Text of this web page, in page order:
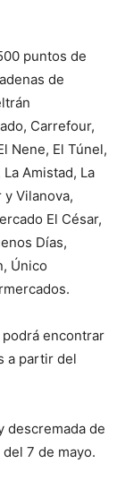
puntos de
de
Carrefour,
Nene, El Túnel,
Amistad, La
y Vilanova,
El César,
Días,
Único
encontrar
a partir del
descremada de
7 de mayo.